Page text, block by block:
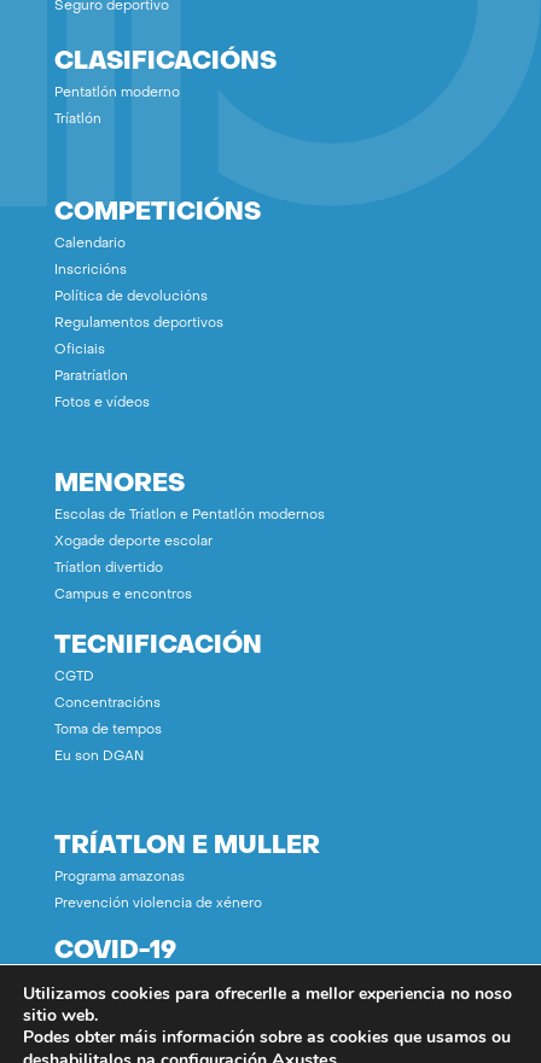
Seguro deportivo
CLASIFICACIÓNS
Pentatlón moderno
Tríatlón
COMPETICIÓNS
Calendario
Inscricións
Política de devolucións
Regulamentos deportivos
Oficiais
Paratríatlon
Fotos e vídeos
MENORES
Escolas de Tríatlon e Pentatlón modernos
Xogade deporte escolar
Tríatlon divertido
Campus e encontros
TECNIFICACIÓN
CGTD
Concentracións
Toma de tempos
Eu son DGAN
TRÍATLON E MULLER
Programa amazonas
Prevención violencia de xénero
COVID-19
CONTACTO
Utilizamos cookies para ofrecerlle a mellor experiencia no noso
sitio web.
Podes obter máis información sobre as cookies que usamos ou